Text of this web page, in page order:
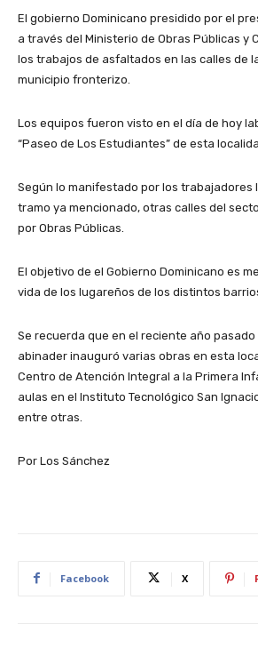
El gobierno Dominicano presidido por el
a través del Ministerio de Obras Públicas y
los trabajos de asfaltados en las calles de
municipio fronterizo.
Los equipos fueron visto en el día de hoy
“Paseo de Los Estudiantes” de esta
Según lo manifestado por los trabajadores
tramo ya mencionado, otras calles del
por Obras Públicas.
El objetivo de el Gobierno Dominicano es
vida de los lugareños de los distintos
Se recuerda que en el reciente año
abinader inauguró varias obras en esta
Centro de Atención Integral a la Primera
aulas en el Instituto Tecnológico San
entre otras.
Por Los Sánchez
Facebook X